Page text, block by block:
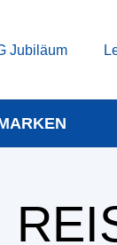
Jubiläum